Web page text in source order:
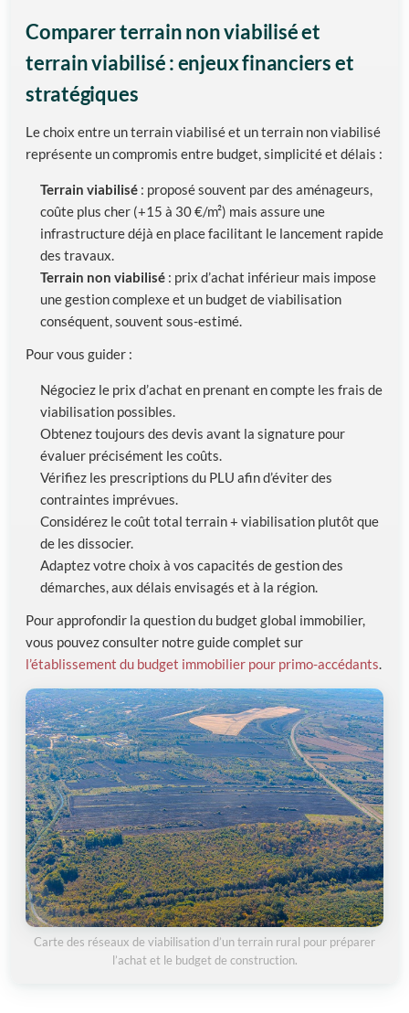
Comparer terrain non viabilisé et
terrain viabilisé : enjeux financiers et
stratégiques
Le choix entre un terrain viabilisé et un terrain non viabilisé
représente un compromis entre budget, simplicité et délais :
Terrain viabilisé : proposé souvent par des aménageurs,
coûte plus cher (+15 à 30 €/m²) mais assure une
infrastructure déjà en place facilitant le lancement rapide
des travaux.
Terrain non viabilisé : prix d’achat inférieur mais impose
une gestion complexe et un budget de viabilisation
conséquent, souvent sous-estimé.
Pour vous guider :
Négociez le prix d’achat en prenant en compte les frais de
viabilisation possibles.
Obtenez toujours des devis avant la signature pour
évaluer précisément les coûts.
Vérifiez les prescriptions du PLU afin d’éviter des
contraintes imprévues.
Considérez le coût total terrain + viabilisation plutôt que
de les dissocier.
Adaptez votre choix à vos capacités de gestion des
démarches, aux délais envisagés et à la région.
Pour approfondir la question du budget global immobilier,
vous pouvez consulter notre guide complet sur
l’établissement du budget immobilier pour primo-accédants.
Carte des réseaux de viabilisation d’un terrain rural pour préparer
l’achat et le budget de construction.